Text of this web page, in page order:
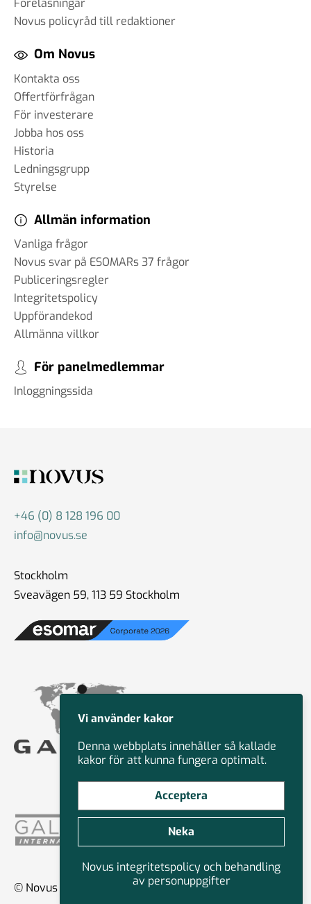
Föreläsningar
Novus policyråd till redaktioner
Om Novus
Kontakta oss
Offertförfrågan
För investerare
Jobba hos oss
Historia
Ledningsgrupp
Styrelse
Allmän information
Vanliga frågor
Novus svar på ESOMARs 37 frågor
Publiceringsregler
Integritetspolicy
Uppförandekod
Allmänna villkor
För panelmedlemmar
Inloggningssida
+46 (0) 8 128 196 00
info@novus.se
Stockholm
Sveavägen 59, 113 59 Stockholm
© Novus Group International 2026
Vi använder kakor
Denna webbplats innehåller så kallade
kakor för att kunna fungera optimalt.
Acceptera
Neka
Novus integritetspolicy och behandling
av personuppgifter